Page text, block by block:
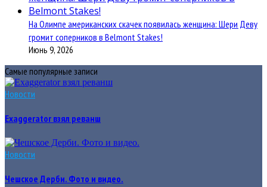
На Олимпе американских скачек появилась женщина: Шери Деву
громит соперников в Belmont Stakes!
Июнь 9, 2026
Самые популярные записи
Новости
Exaggerator взял реванш
Новости
Чешское Дерби. Фото и видео.